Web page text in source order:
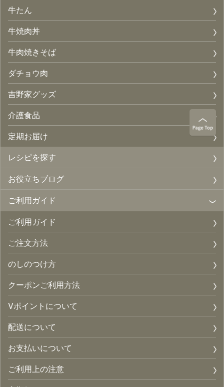
牛たん
牛焼肉丼
牛肉焼きそば
ダチョウ肉
吉野家グッズ
介護食品
定期お届け
レシピを探す
お役立ちブログ
ご利用ガイド
ご利用ガイド
ご注文方法
のしのつけ方
クーポンご利用方法
Vポイントについて
配送について
お支払いについて
ご利用上の注意